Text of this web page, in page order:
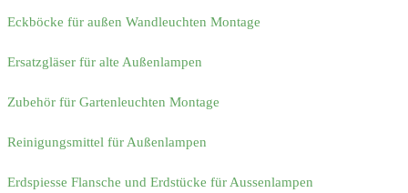
Eckböcke für außen Wandleuchten Montage
Ersatzgläser für alte Außenlampen
Zubehör für Gartenleuchten Montage
Reinigungsmittel für Außenlampen
Erdspiesse Flansche und Erdstücke für Aussenlampen